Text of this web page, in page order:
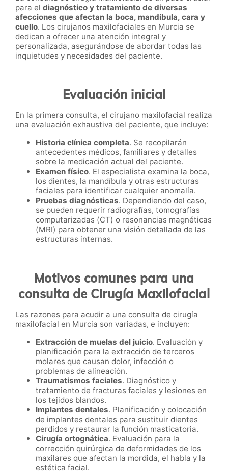
para el diagnóstico y tratamiento de diversas
afecciones que afectan la boca, mandíbula, cara y
cuello. Los cirujanos maxilofaciales en Murcia se
dedican a ofrecer una atención integral y
personalizada, asegurándose de abordar todas las
inquietudes y necesidades del paciente.
Evaluación inicial
En la primera consulta, el cirujano maxilofacial realiza
una evaluación exhaustiva del paciente, que incluye:
Historia clínica completa. Se recopilarán
antecedentes médicos, familiares y detalles
sobre la medicación actual del paciente.
Examen físico. El especialista examina la boca,
los dientes, la mandíbula y otras estructuras
faciales para identificar cualquier anomalía.
Pruebas diagnósticas. Dependiendo del caso,
se pueden requerir radiografías, tomografías
computarizadas (CT) o resonancias magnéticas
(MRI) para obtener una visión detallada de las
estructuras internas.
Motivos comunes para una
consulta de Cirugía Maxilofacial
Las razones para acudir a una consulta de cirugía
maxilofacial en Murcia son variadas, e incluyen:
Extracción de muelas del juicio. Evaluación y
planificación para la extracción de terceros
molares que causan dolor, infección o
problemas de alineación.
Traumatismos faciales. Diagnóstico y
tratamiento de fracturas faciales y lesiones en
los tejidos blandos.
Implantes dentales. Planificación y colocación
de implantes dentales para sustituir dientes
perdidos y restaurar la función masticatoria.
Cirugía ortognática. Evaluación para la
corrección quirúrgica de deformidades de los
maxilares que afectan la mordida, el habla y la
estética facial.